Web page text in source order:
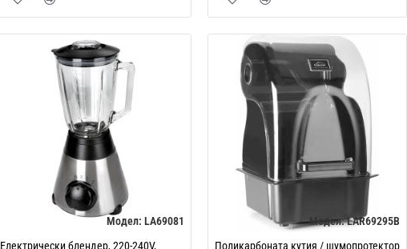
Модел: LA69081
Електрически блендер, 220-240V,
Модел:LAR69295B
Поликарбоната кутия / шумопротектор